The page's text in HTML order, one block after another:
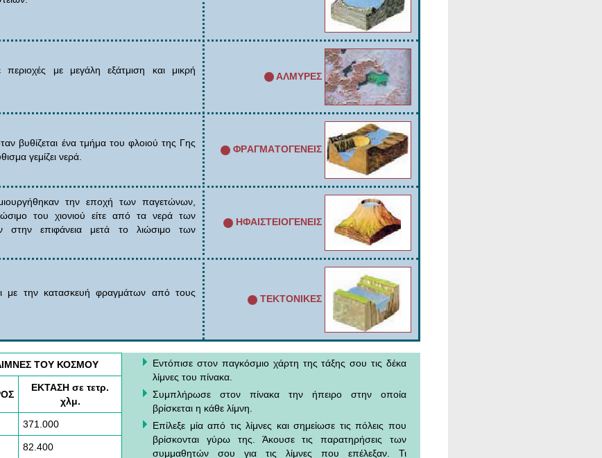
περιοχές με μεγάλη εξάτμιση και μικρή
AΛΜΥΡΕΣ
βυθίζεται ένα τμήμα του φλοιού της Γης
γεμίζει νερά.
ΦΡAΓΜAΤΟΓΕΝΕΙΣ
την εποχή των παγετώνων,
του χιονιού είτε από τα νερά των
επιφάνεια μετά το λιώσιμο των
ΗΦAΙΣΤΕΙΟΓΕΝΕΙΣ
με την κατασκευή φραγμάτων από τους
ΤΕΚΤΟΝΙΚΕΣ
ΤΟY ΚΟΣΜΟY
ΕΚΤΑΣΗ σε τετρ.
χλμ.
371.000
82.400
Εντόπισε στον παγκόσμιο χάρτη της τάξης σου τις δέκα
λίμνες του πίνακα.
Συμπλήρωσε στον πίνακα την ήπειρο στην οποία
βρίσκεται η κάθε λίμνη.
Επίλεξε μία από τις λίμνες και σημείωσε τις πόλεις που
βρίσκονται γύρω της. Άκουσε τις παρατηρήσεις των
συμμαθητών σου για τις λίμνες που επέλεξαν. Τι